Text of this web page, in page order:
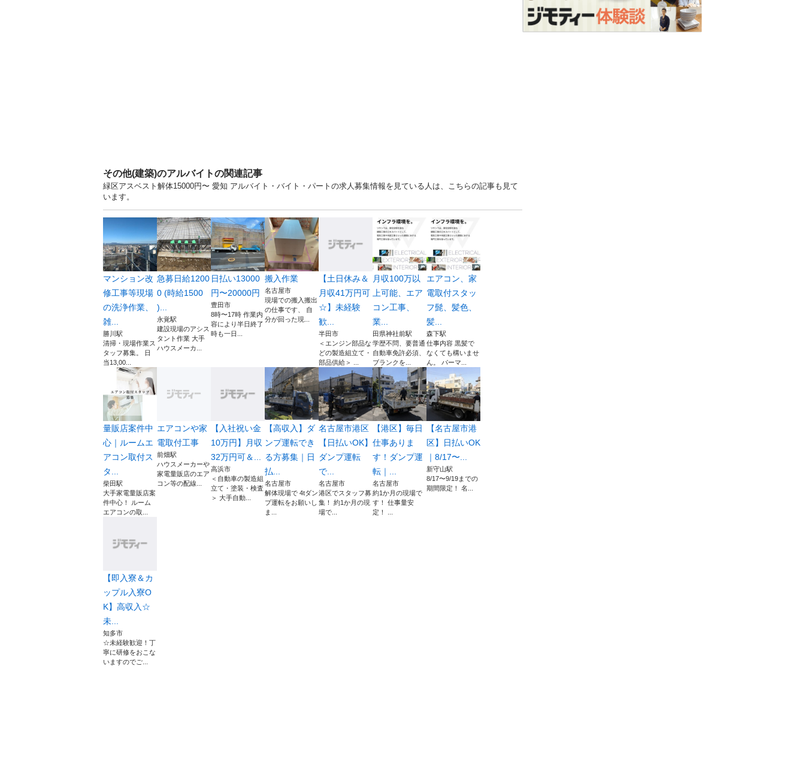
その他(建築)のアルバイトの関連記事
緑区アスベスト解体15000円〜 愛知 アルバイト・バイト・パートの求人募集情報を見ている人は、こちらの記事も見て
います。
マンション改
修工事等現場
の洗浄作業、
雑...
勝川駅
清掃・現場作業ス
タッフ募集。 日
当13,00...
急募日給1200
0 (時給1500
)...
永覚駅
建設現場のアシス
タント作業 大手
ハウスメーカ...
日払い13000
円〜20000円
豊田市
8時〜17時 作業内
容により半日終了
時も一日...
搬入作業
名古屋市
現場での搬入搬出
の仕事です、 自
分が回った現...
【土日休み＆
月収41万円可
☆】未経験
歓...
半田市
＜エンジン部品な
どの製造組立て・
部品供給＞ ...
月収100万以
上可能、エア
コン工事、
業...
田県神社前駅
学歴不問、要普通
自動車免許必須、
ブランクを...
エアコン、家
電取付スタッ
フ髭、髪色、
髪...
森下駅
仕事内容 黒髪で
なくても構いませ
ん。 パーマ...
量販店案件中
心｜ルームエ
アコン取付ス
タ...
柴田駅
大手家電量販店案
件中心！ ルーム
エアコンの取...
エアコンや家
電取付工事
前畑駅
ハウスメーカーや
家電量販店のエア
コン等の配線...
【入社祝い金
10万円】月収
32万円可＆...
高浜市
＜自動車の製造組
立て・塗装・検査
＞ 大手自動...
【高収入】ダ
ンプ運転でき
る方募集｜日
払...
名古屋市
解体現場で 4tダン
プ運転をお願いし
ま...
名古屋市港区
【日払いOK】
ダンプ運転
で...
名古屋市
港区でスタッフ募
集！ 約1か月の現
場で...
【港区】毎日
仕事ありま
す！ダンプ運
転｜...
名古屋市
約1か月の現場で
す！ 仕事量安
定！ ...
【名古屋市港
区】日払いOK
｜8/17〜...
新守山駅
8/17〜9/19までの
期間限定！ 名...
【即入寮＆カ
ップル入寮O
K】高収入☆
未...
知多市
☆未経験歓迎！丁
寧に研修をおこな
いますのでご...